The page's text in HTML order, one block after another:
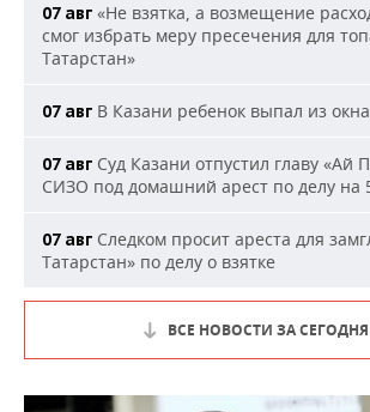
07 авг «Не взятка, а возмещение
смог избрать меру пресечения для
Татарстан»
07 авг В Казани ребенок выпал из
07 авг Суд Казани отпустил главу «Ай
СИЗО под домашний арест по делу на
07 авг Следком просит ареста для
Татарстан» по делу о взятке
ВСЕ НОВОСТИ ЗА СЕГОДНЯ